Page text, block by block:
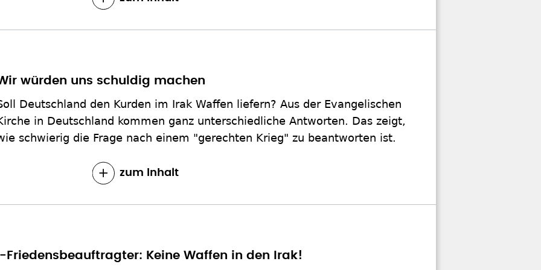
würden uns schuldig machen
Deutschland den Kurden im Irak Waffen liefern? Aus der Evangelischen
in Deutschland kommen ganz unterschiedliche Antworten. Das zeigt,
schwierig die Frage nach einem "gerechten Krieg" zu beantworten ist.
zum Inhalt
Friedensbeauftragter: Keine Waffen in den Irak!